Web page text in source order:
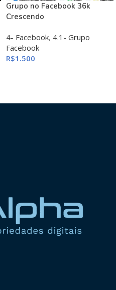
Grupo no Facebook 36k
Crescendo
4- Facebook, 4.1- Grupo
Facebook
R$1.500